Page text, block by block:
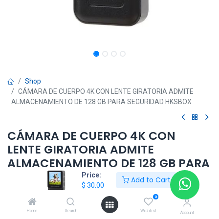
Price:
$ 30.00
Add to Cart
Home Search
0
Wishlist Account
Shop
CÁMARA DE CUERPO 4K CON LENTE GIRATORIA ADMITE
ALMACENAMIENTO DE 128 GB PARA SEGURIDAD HKSBOX
CÁMARA DE CUERPO 4K CON
LENTE GIRATORIA ADMITE
ALMACENAMIENTO DE 128 GB PARA
SEGURIDAD HKSBOX
30.00